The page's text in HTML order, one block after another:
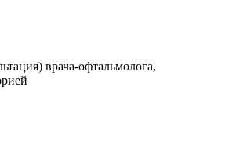
врача-офтальмолога,